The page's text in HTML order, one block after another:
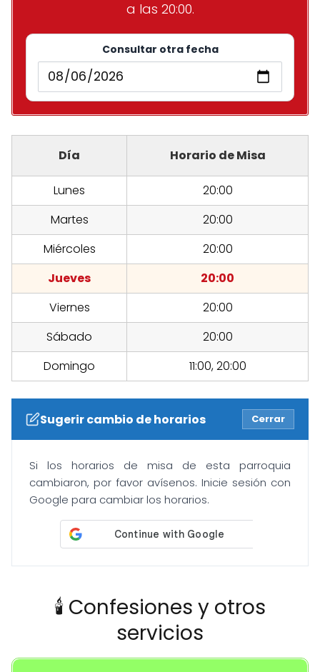
a las 20:00.
Consultar otra fecha
Día Horario de Misa
Lunes
20:00
Martes
20:00
Miércoles
20:00
Jueves
20:00
Viernes
20:00
Sábado
20:00
Domingo
11:00, 20:00
Sugerir cambio de horarios Cerrar
Si los horarios de misa de esta parroquia
cambiaron, por favor avísenos. Inicie sesión con
Google para cambiar los horarios.
🕯️ Confesiones y otros
servicios